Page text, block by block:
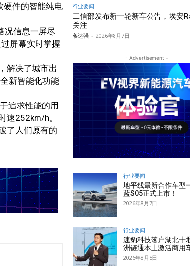
硬件的智能纯电
况信息一屏尽
屏幕实时掌握
解决了城市出
新智能化功能
追求性能的用
速252km/h。
了人们原有的
行业要闻
工信部发布新一轮新车公告，埃安
关注
蒋达强 - 2026年8月7日
- Advertisement -
行业要闻
地平线最新合作车型
蓝S05正式上市！
2026年8月7日
行业要闻
速豹科技落户湖北十
洲链通本土激活商用
2026年8月5日